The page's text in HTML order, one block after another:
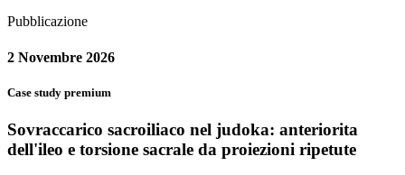
Pubblicazione
2 Novembre 2026
Case study premium
Sovraccarico sacroiliaco nel judoka: anteriorita
dell'ileo e torsione sacrale da proiezioni ripetute